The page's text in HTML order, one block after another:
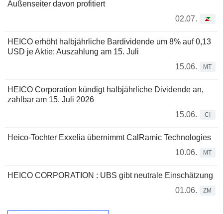
Außenseiter davon profitiert
02.07.
HEICO erhöht halbjährliche Bardividende um 8% auf 0,13
USD je Aktie; Auszahlung am 15. Juli
15.06.
MT
HEICO Corporation kündigt halbjährliche Dividende an,
zahlbar am 15. Juli 2026
15.06.
CI
Heico-Tochter Exxelia übernimmt CalRamic Technologies
10.06.
MT
HEICO CORPORATION : UBS gibt neutrale Einschätzung
01.06.
ZM